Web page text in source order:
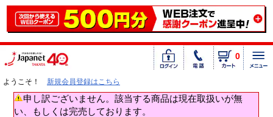
0
ようこそ！ 新規会員登録はこちら
申し訳ございません。該当する商品は現在取扱いが無
い、もしくは完売しております。